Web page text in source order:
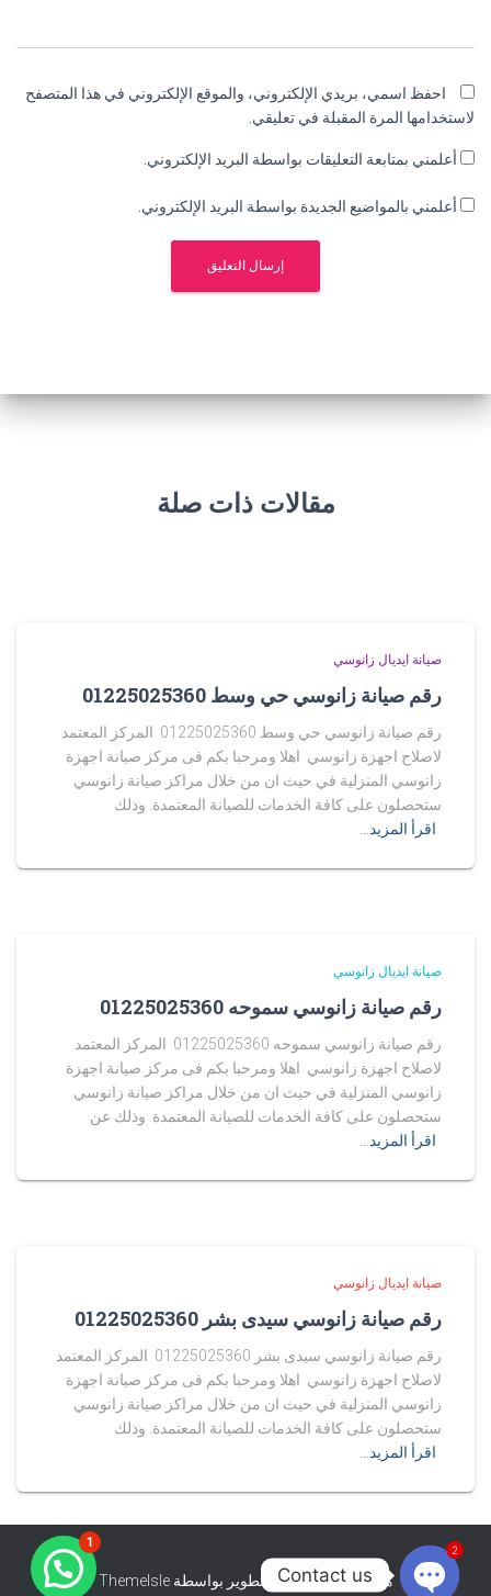
احفظ اسمي، بريدي الإلكتروني، والموقع الإلكتروني في هذا المتصفح
لاستخدامها المرة المقبلة في تعليقي.
أعلمني بمتابعة التعليقات بواسطة البريد الإلكتروني.
أعلمني بالمواضيع الجديدة بواسطة البريد الإلكتروني.
مقالات ذات صلة
صيانة ايديال زانوسي
رقم صيانة زانوسي حي وسط 01225025360
رقم صيانة زانوسي حي وسط 01225025360 المركز المعتمد
لاصلاح اجهزة زانوسي اهلا ومرحبا بكم فى مركز صيانة اجهزة
زانوسي المنزلية في حيث ان من خلال مراكز صيانة زانوسي
ستحصلون على كافة الخدمات للصيانة المعتمدة. وذلك
اقرأ المزيد…
صيانة ايديال زانوسي
رقم صيانة زانوسي سموحه 01225025360
رقم صيانة زانوسي سموحه 01225025360 المركز المعتمد
لاصلاح اجهزة زانوسي اهلا ومرحبا بكم فى مركز صيانة اجهزة
زانوسي المنزلية في حيث ان من خلال مراكز صيانة زانوسي
ستحصلون على كافة الخدمات للصيانة المعتمدة. وذلك عن
اقرأ المزيد…
صيانة ايديال زانوسي
رقم صيانة زانوسي سيدى بشر 01225025360
رقم صيانة زانوسي سيدى بشر 01225025360 المركز المعتمد
لاصلاح اجهزة زانوسي اهلا ومرحبا بكم فى مركز صيانة اجهزة
زانوسي المنزلية في حيث ان من خلال مراكز صيانة زانوسي
ستحصلون على كافة الخدمات للصيانة المعتمدة. وذلك
اقرأ المزيد…
هستيا (Hestia) | تّم التطوير بواسطة ThemeIsle
1
Contact us
2